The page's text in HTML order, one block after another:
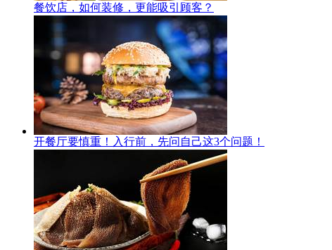
餐饮店，如何装修，更能吸引顾客？
开餐厅要慎重！入行前，先问自己这3个问题！